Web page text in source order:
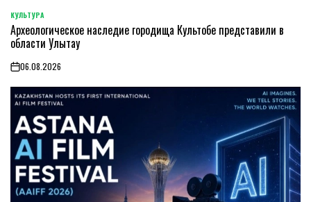
POSTED
IN
КУЛЬТУРА
Археологическое наследие городища Культобе представили в
области Улытау
on06.08.2026